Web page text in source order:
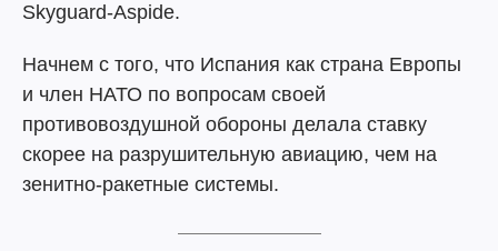
Skyguard-Aspide.
Начнем с того, что Испания как страна Европы
и член НАТО по вопросам своей
противовоздушной обороны делала ставку
скорее на разрушительную авиацию, чем на
зенитно-ракетные системы.